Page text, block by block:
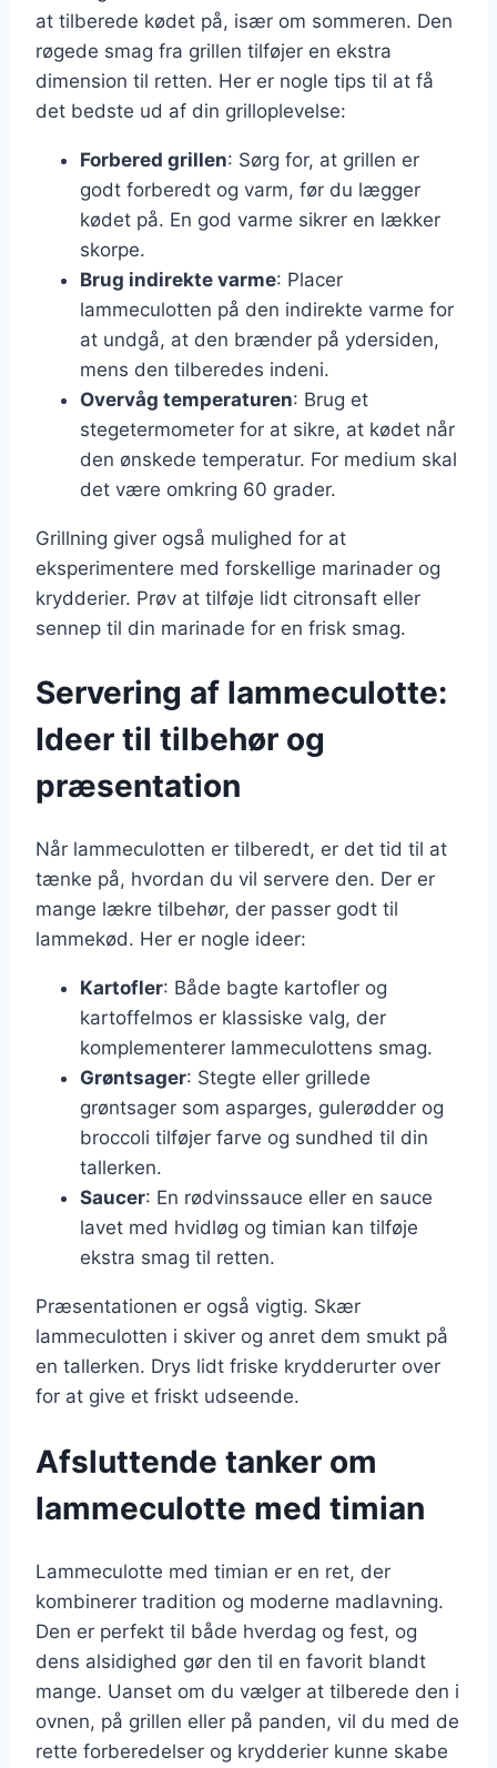
at tilberede kødet på, især om sommeren. Den
røgede smag fra grillen tilføjer en ekstra
dimension til retten. Her er nogle tips til at få
det bedste ud af din grilloplevelse:
Forbered grillen: Sørg for, at grillen er
godt forberedt og varm, før du lægger
kødet på. En god varme sikrer en lækker
skorpe.
Brug indirekte varme: Placer
lammeculotten på den indirekte varme for
at undgå, at den brænder på ydersiden,
mens den tilberedes indeni.
Overvåg temperaturen: Brug et
stegetermometer for at sikre, at kødet når
den ønskede temperatur. For medium skal
det være omkring 60 grader.
Grillning giver også mulighed for at
eksperimentere med forskellige marinader og
krydderier. Prøv at tilføje lidt citronsaft eller
sennep til din marinade for en frisk smag.
Servering af lammeculotte:
Ideer til tilbehør og
præsentation
Når lammeculotten er tilberedt, er det tid til at
tænke på, hvordan du vil servere den. Der er
mange lækre tilbehør, der passer godt til
lammekød. Her er nogle ideer:
Kartofler: Både bagte kartofler og
kartoffelmos er klassiske valg, der
komplementerer lammeculottens smag.
Grøntsager: Stegte eller grillede
grøntsager som asparges, gulerødder og
broccoli tilføjer farve og sundhed til din
tallerken.
Saucer: En rødvinssauce eller en sauce
lavet med hvidløg og timian kan tilføje
ekstra smag til retten.
Præsentationen er også vigtig. Skær
lammeculotten i skiver og anret dem smukt på
en tallerken. Drys lidt friske krydderurter over
for at give et friskt udseende.
Afsluttende tanker om
lammeculotte med timian
Lammeculotte med timian er en ret, der
kombinerer tradition og moderne madlavning.
Den er perfekt til både hverdag og fest, og
dens alsidighed gør den til en favorit blandt
mange. Uanset om du vælger at tilberede den i
ovnen, på grillen eller på panden, vil du med de
rette forberedelser og krydderier kunne skabe